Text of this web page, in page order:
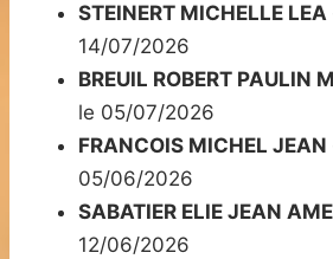
STEINERT MICHELLE LEA
14/07/2026
BREUIL ROBERT PAULIN
le 05/07/2026
FRANCOIS MICHEL JEAN
05/06/2026
SABATIER ELIE JEAN
12/06/2026